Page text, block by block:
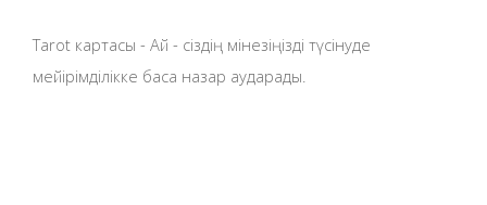
Tarot картасы - Ай - сіздің мінезіңізді түсінуде
мейірімділікке баса назар аударады.